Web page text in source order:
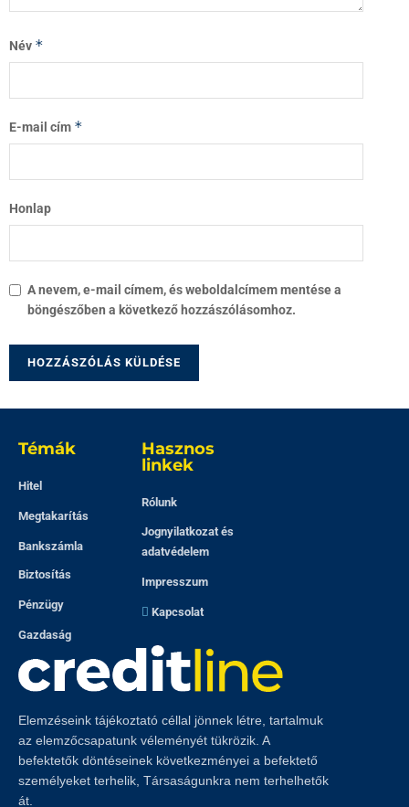
Név *
E-mail cím *
Honlap
A nevem, e-mail címem, és weboldalcímem mentése a
böngészőben a következő hozzászólásomhoz.
Témák
Hitel
Megtakarítás
Bankszámla
Biztosítás
Pénzügy
Gazdaság
Hasznos
linkek
Rólunk
Jognyilatkozat és
adatvédelem
Impresszum
Kapcsolat
Elemzéseink tájékoztató céllal jönnek létre, tartalmuk
az elemzőcsapatunk véleményét tükrözik. A
befektetők döntéseinek következményei a befektető
személyeket terhelik, Társaságunkra nem terhelhetők
át.